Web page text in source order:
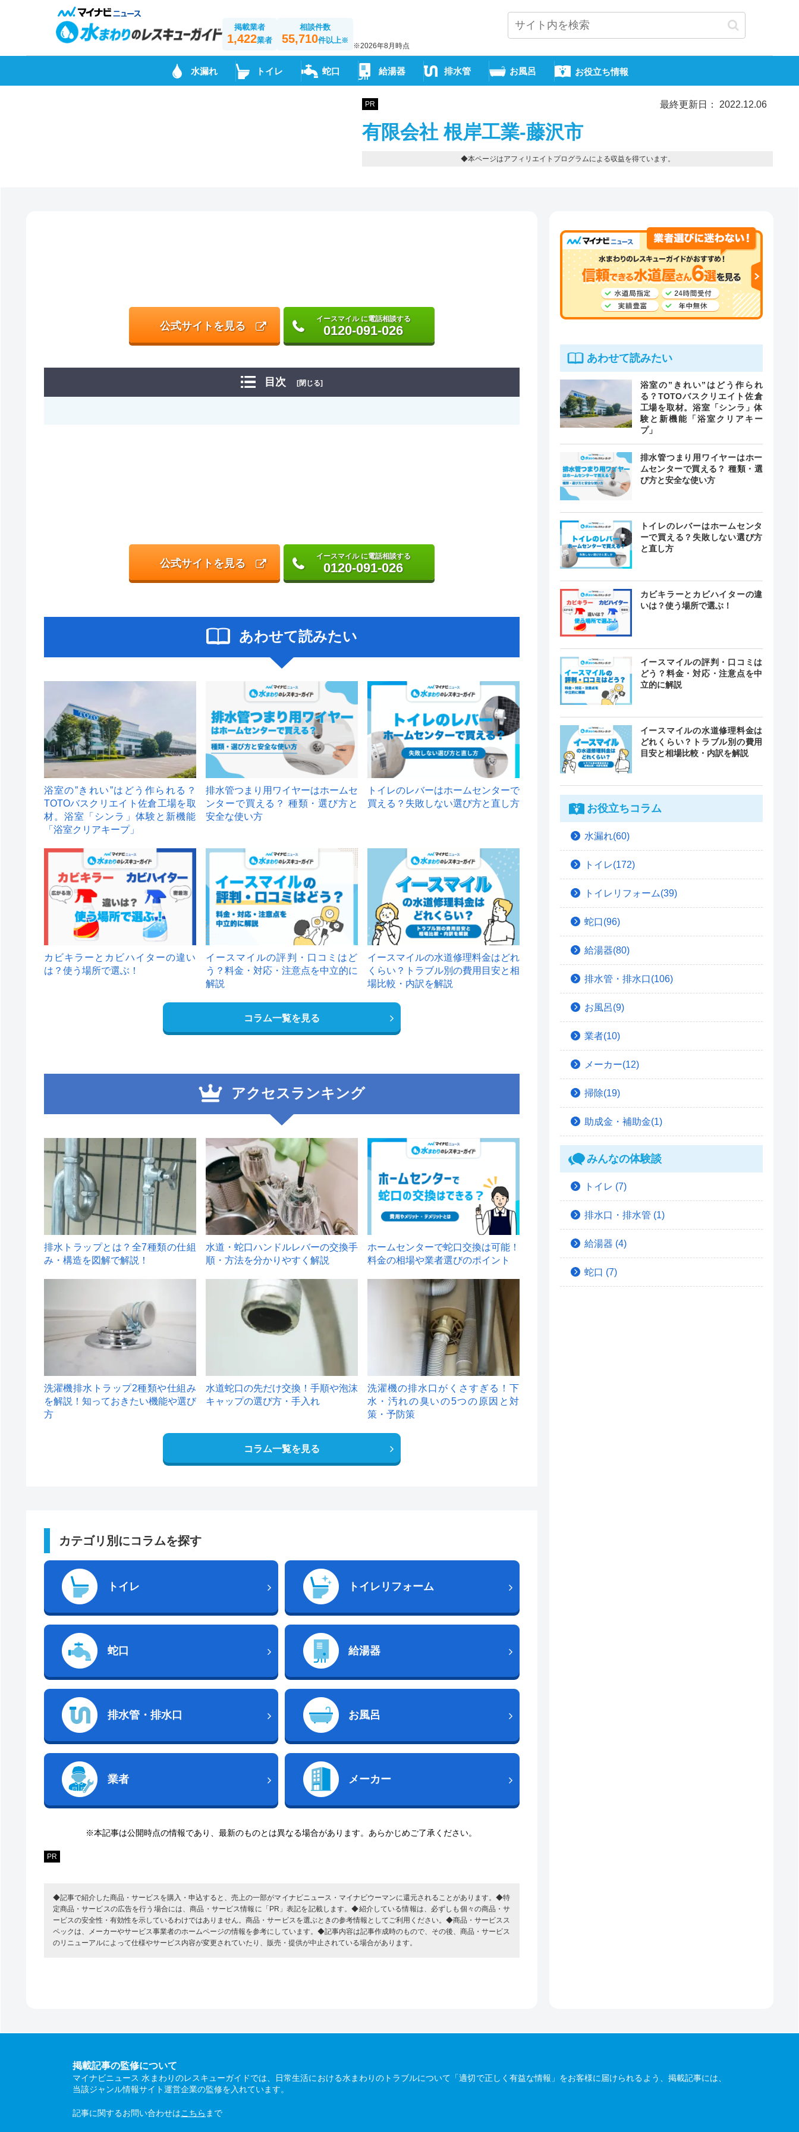
掲載業者
1,422業者
相談件数
55,710件以上※
※2026年8月時点
水漏れ トイレ 蛇口 給湯器 排水管 お風呂 お役立ち情報
PR 最終更新日： 2022.12.06
有限会社 根岸工業-藤沢市
◆本ページはアフィリエイトプログラムによる収益を得ています。
公式サイトを見る
イースマイル に電話相談する
0120-091-026
目次 [閉じる]
公式サイトを見る
イースマイル に電話相談する
0120-091-026
あわせて読みたい
浴室の”きれい”はどう作られる？
TOTOバスクリエイト佐倉工場を取
材。浴室「シンラ」体験と新機能
「浴室クリアキープ」
排水管つまり用ワイヤーはホームセ
ンターで買える？ 種類・選び方と
安全な使い方
トイレのレバーはホームセンターで
買える？失敗しない選び方と直し方
カビキラーとカビハイターの違い
は？使う場所で選ぶ！
イースマイルの評判・口コミはど
う？料金・対応・注意点を中立的に
解説
イースマイルの水道修理料金はどれ
くらい？トラブル別の費用目安と相
場比較・内訳を解説
コラム一覧を見る
アクセスランキング
1
排水トラップとは？全7種類の仕組
み・構造を図解で解説！
2
水道・蛇口ハンドルレバーの交換手
順・方法を分かりやすく解説
ホームセンターで蛇口交換は可能！
料金の相場や業者選びのポイント
洗濯機排水トラップ2種類や仕組み
を解説！知っておきたい機能や選び
方
水道蛇口の先だけ交換！手順や泡沫
キャップの選び方・手入れ
洗濯機の排水口がくさすぎる！下
水・汚れの臭いの5つの原因と対
策・予防策
コラム一覧を見る
カテゴリ別にコラムを探す
トイレ トイレリフォーム
蛇口 給湯器
排水管・排水口 お風呂
業者 メーカー
※本記事は公開時点の情報であり、最新のものとは異なる場合があります。あらかじめご了承ください。
PR
◆記事で紹介した商品・サービスを購入・申込すると、売上の一部がマイナビニュース・マイナビウーマンに還元されることがあります。◆特
定商品・サービスの広告を行う場合には、商品・サービス情報に「PR」表記を記載します。◆紹介している情報は、必ずしも個々の商品・サ
ービスの安全性・有効性を示しているわけではありません。商品・サービスを選ぶときの参考情報としてご利用ください。◆商品・サービスス
ペックは、メーカーやサービス事業者のホームページの情報を参考にしています。◆記事内容は記事作成時のもので、その後、商品・サービス
のリニューアルによって仕様やサービス内容が変更されていたり、販売・提供が中止されている場合があります。
あわせて読みたい
浴室の”きれい”はどう作られ
る？TOTOバスクリエイト佐倉
工場を取材。浴室「シンラ」体
験と新機能「浴室クリアキー
プ」
排水管つまり用ワイヤーはホー
ムセンターで買える？ 種類・選
び方と安全な使い方
トイレのレバーはホームセンタ
ーで買える？失敗しない選び方
と直し方
カビキラーとカビハイターの違
いは？使う場所で選ぶ！
イースマイルの評判・口コミは
どう？料金・対応・注意点を中
立的に解説
イースマイルの水道修理料金は
どれくらい？トラブル別の費用
目安と相場比較・内訳を解説
お役立ちコラム
水漏れ(60)
トイレ(172)
トイレリフォーム(39)
蛇口(96)
給湯器(80)
排水管・排水口(106)
お風呂(9)
業者(10)
メーカー(12)
掃除(19)
助成金・補助金(1)
みんなの体験談
トイレ (7)
排水口・排水管 (1)
給湯器 (4)
蛇口 (7)
掲載記事の監修について
マイナビニュース 水まわりのレスキューガイドでは、日常生活における水まわりのトラブルについて「適切で正しく有益な情報」をお客様に届けられるよう、掲載記事には、
当該ジャンル情報サイト運営企業の監修を入れています。
記事に関するお問い合わせはこちら まで